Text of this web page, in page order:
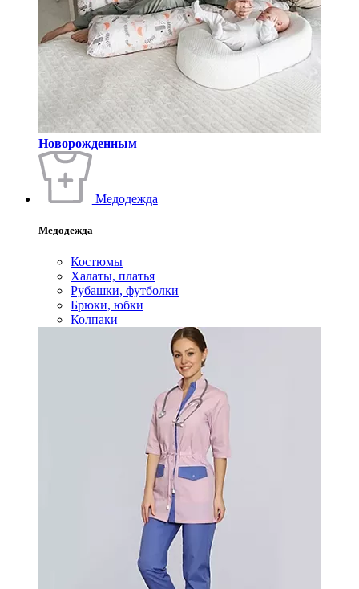
Новорожденным
Медодежда
Медодежда
Костюмы
Халаты, платья
Рубашки, футболки
Брюки, юбки
Колпаки